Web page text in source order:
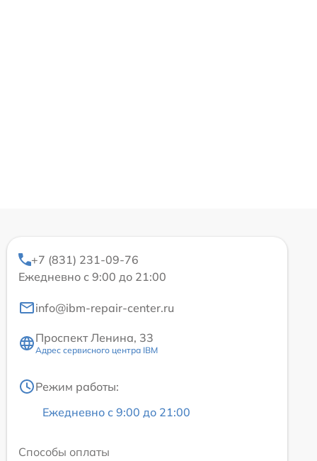
+7 (831) 231-09-76
Ежедневно с 9:00 до 21:00
info@ibm-repair-center.ru
Проспект Ленина, 33
Адрес сервисного центра IBM
Режим работы:
Ежедневно с 9:00 до 21:00
Способы оплаты